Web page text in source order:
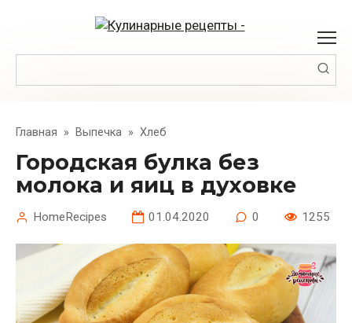
Главная » Выпечка » Хлеб
Городская булка без
молока и яиц в духовке
HomeRecipes 01.04.2020 0 1255